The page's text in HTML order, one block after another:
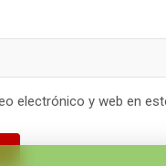
electrónico y web en